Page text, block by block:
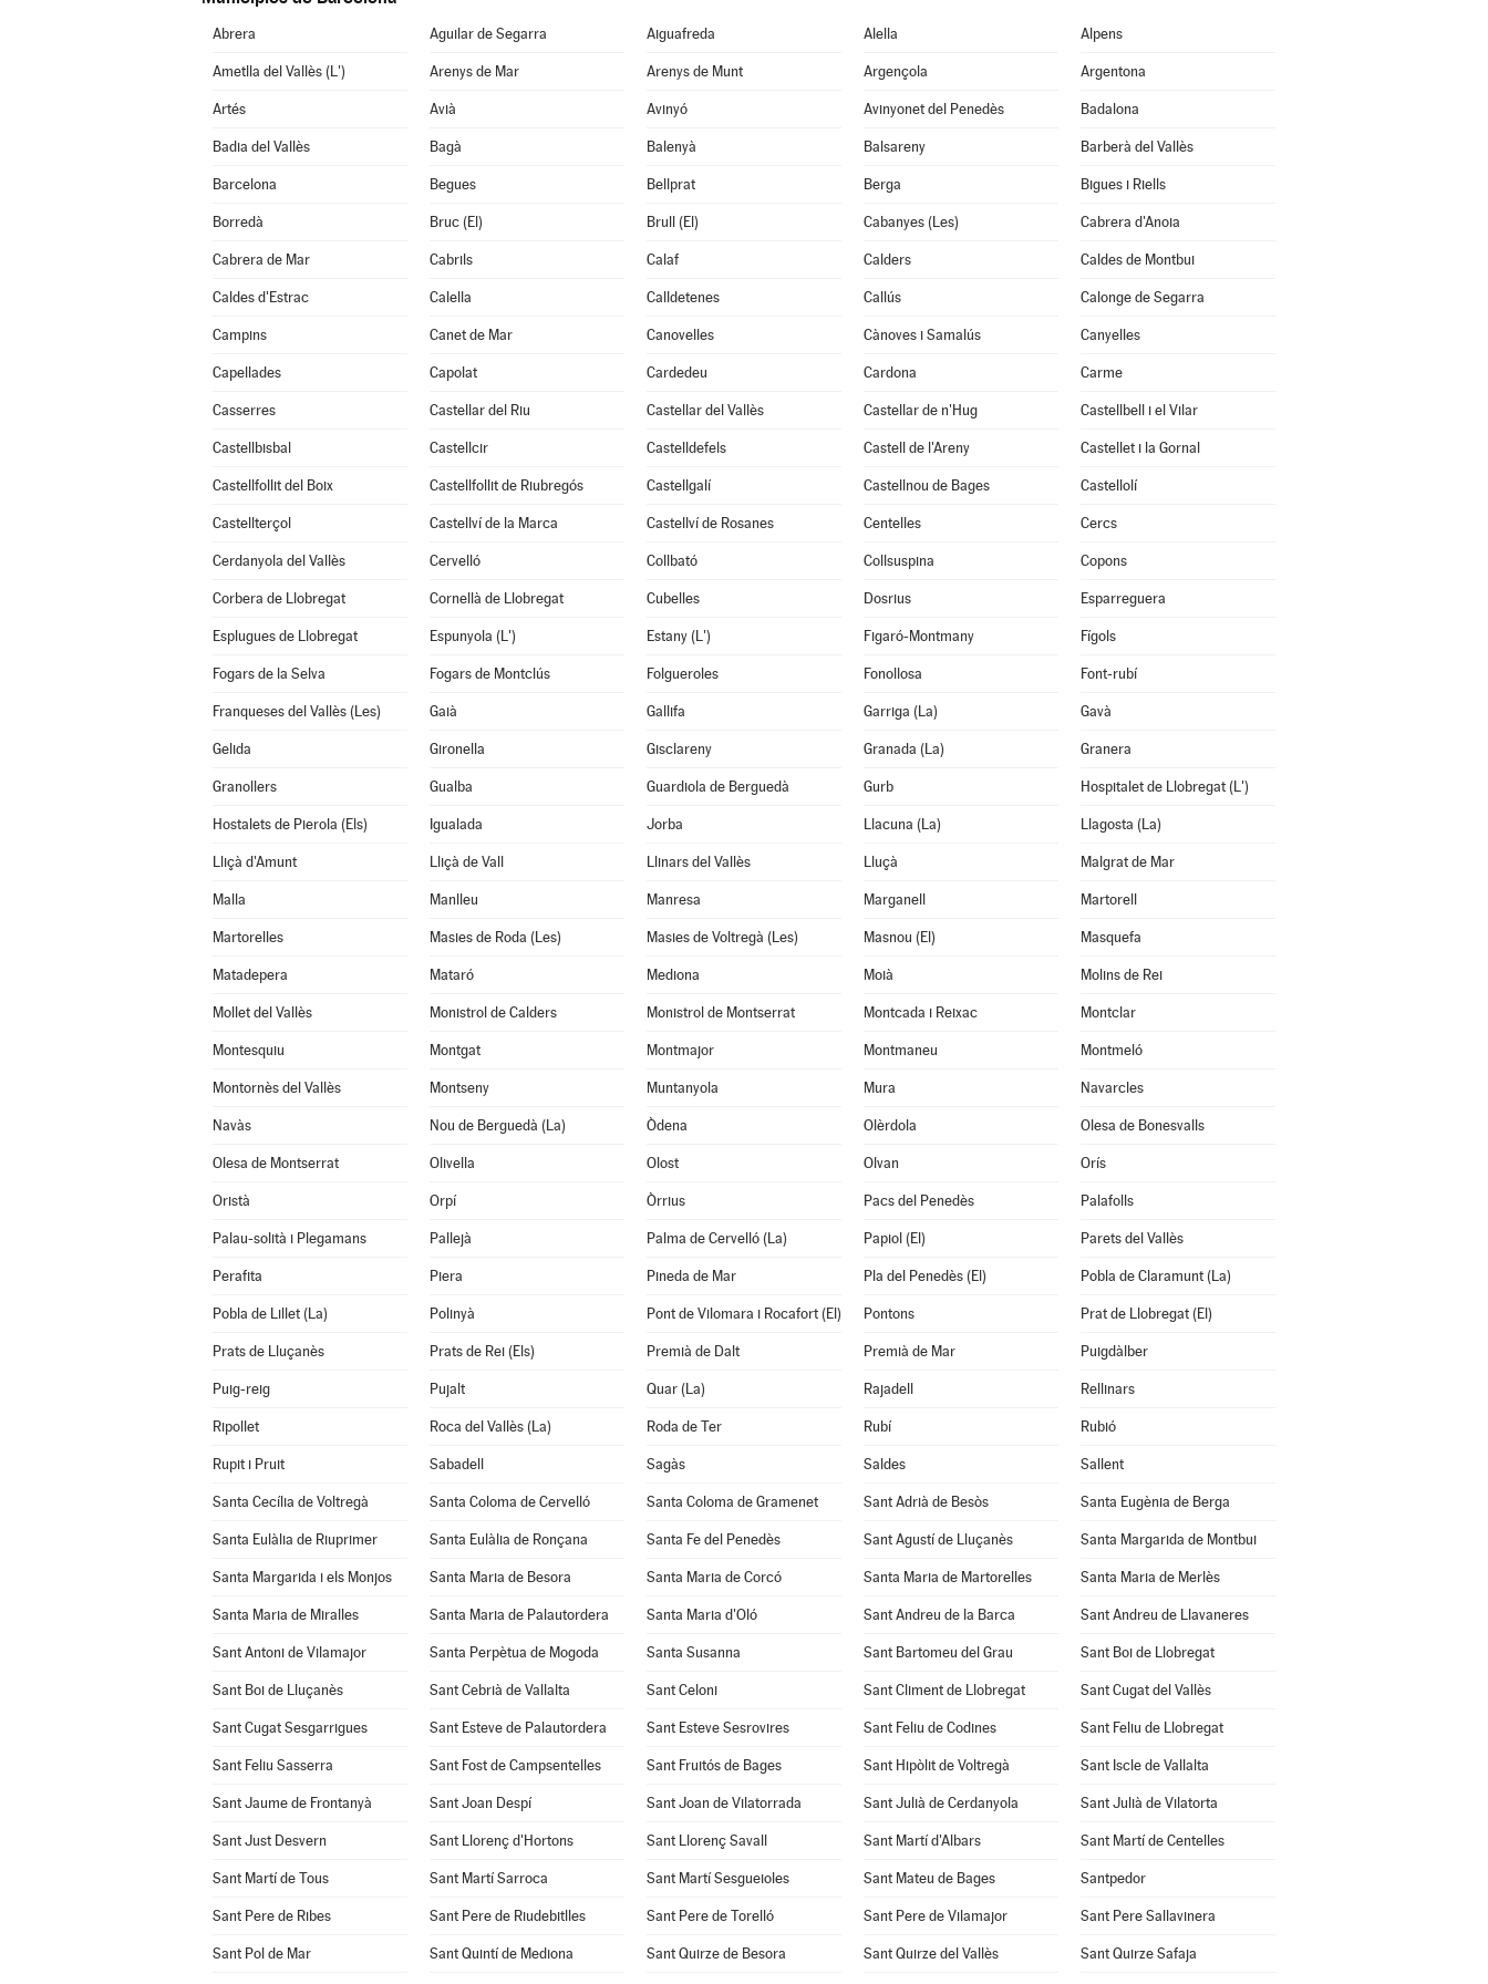
Abrera Aguilar de Segarra Aiguafreda Alella Alpens
Ametlla del Vallès (L') Arenys de Mar Arenys de Munt Argençola Argentona
Artés Avià Avinyó Avinyonet del Penedès Badalona
Badia del Vallès Bagà Balenyà Balsareny Barberà del Vallès
Barcelona Begues Bellprat Berga Bigues i Riells
Borredà Bruc (El) Brull (El) Cabanyes (Les) Cabrera d'Anoia
Cabrera de Mar Cabrils Calaf Calders Caldes de Montbui
Caldes d'Estrac Calella Calldetenes Callús Calonge de Segarra
Campins Canet de Mar Canovelles Cànoves i Samalús Canyelles
Capellades Capolat Cardedeu Cardona Carme
Casserres Castellar del Riu Castellar del Vallès Castellar de n'Hug Castellbell i el Vilar
Castellbisbal Castellcir Castelldefels Castell de l'Areny Castellet i la Gornal
Castellfollit del Boix Castellfollit de Riubregós Castellgalí Castellnou de Bages Castellolí
Castellterçol Castellví de la Marca Castellví de Rosanes Centelles Cercs
Cerdanyola del Vallès Cervelló Collbató Collsuspina Copons
Corbera de Llobregat Cornellà de Llobregat Cubelles Dosrius Esparreguera
Esplugues de Llobregat Espunyola (L') Estany (L') Figaró-Montmany Fígols
Fogars de la Selva Fogars de Montclús Folgueroles Fonollosa Font-rubí
Franqueses del Vallès (Les) Gaià Gallifa Garriga (La) Gavà
Gelida Gironella Gisclareny Granada (La) Granera
Granollers Gualba Guardiola de Berguedà Gurb Hospitalet de Llobregat (L')
Hostalets de Pierola (Els) Igualada Jorba Llacuna (La) Llagosta (La)
Lliçà d'Amunt Lliçà de Vall Llinars del Vallès Lluçà Malgrat de Mar
Malla Manlleu Manresa Marganell Martorell
Martorelles Masies de Roda (Les) Masies de Voltregà (Les) Masnou (El) Masquefa
Matadepera Mataró Mediona Moià Molins de Rei
Mollet del Vallès Monistrol de Calders Monistrol de Montserrat Montcada i Reixac Montclar
Montesquiu Montgat Montmajor Montmaneu Montmeló
Montornès del Vallès Montseny Muntanyola Mura Navarcles
Navàs Nou de Berguedà (La) Òdena Olèrdola Olesa de Bonesvalls
Olesa de Montserrat Olivella Olost Olvan Orís
Oristà Orpí Òrrius Pacs del Penedès Palafolls
Palau-solità i Plegamans Pallejà Palma de Cervelló (La) Papiol (El) Parets del Vallès
Perafita Piera Pineda de Mar Pla del Penedès (El) Pobla de Claramunt (La)
Pobla de Lillet (La) Polinyà Pont de Vilomara i Rocafort (El) Pontons Prat de Llobregat (El)
Prats de Lluçanès Prats de Rei (Els) Premià de Dalt Premià de Mar Puigdàlber
Puig-reig Pujalt Quar (La) Rajadell Rellinars
Ripollet Roca del Vallès (La) Roda de Ter Rubí Rubió
Rupit i Pruit Sabadell Sagàs Saldes Sallent
Santa Cecília de Voltregà Santa Coloma de Cervelló Santa Coloma de Gramenet Sant Adrià de Besòs Santa Eugènia de Berga
Santa Eulàlia de Riuprimer Santa Eulàlia de Ronçana Santa Fe del Penedès Sant Agustí de Lluçanès Santa Margarida de Montbui
Santa Margarida i els Monjos Santa Maria de Besora Santa Maria de Corcó Santa Maria de Martorelles Santa Maria de Merlès
Santa Maria de Miralles Santa Maria de Palautordera Santa Maria d'Oló Sant Andreu de la Barca Sant Andreu de Llavaneres
Sant Antoni de Vilamajor Santa Perpètua de Mogoda Santa Susanna Sant Bartomeu del Grau Sant Boi de Llobregat
Sant Boi de Lluçanès Sant Cebrià de Vallalta Sant Celoni Sant Climent de Llobregat Sant Cugat del Vallès
Sant Cugat Sesgarrigues Sant Esteve de Palautordera Sant Esteve Sesrovires Sant Feliu de Codines Sant Feliu de Llobregat
Sant Feliu Sasserra Sant Fost de Campsentelles Sant Fruitós de Bages Sant Hipòlit de Voltregà Sant Iscle de Vallalta
Sant Jaume de Frontanyà Sant Joan Despí Sant Joan de Vilatorrada Sant Julià de Cerdanyola Sant Julià de Vilatorta
Sant Just Desvern Sant Llorenç d'Hortons Sant Llorenç Savall Sant Martí d'Albars Sant Martí de Centelles
Sant Martí de Tous Sant Martí Sarroca Sant Martí Sesgueioles Sant Mateu de Bages Santpedor
Sant Pere de Ribes Sant Pere de Riudebitlles Sant Pere de Torelló Sant Pere de Vilamajor Sant Pere Sallavinera
Sant Pol de Mar Sant Quintí de Mediona Sant Quirze de Besora Sant Quirze del Vallès Sant Quirze Safaja